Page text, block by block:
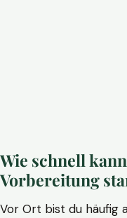
Wie schnell
Vorbereitung
Vor Ort bist du häufig